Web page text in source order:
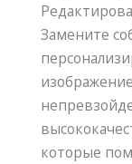
Замените
которые